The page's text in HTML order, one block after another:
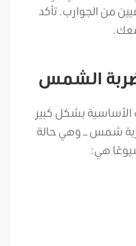
من الجوارب. تأكد
الشمس
بشكل كبير
شمس – وهي حالة
شيوعًا هي: